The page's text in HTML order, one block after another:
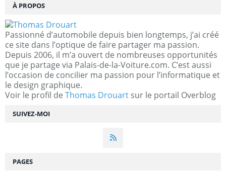
SUIVEZ-MOI
À PROPOS
Passionné d’automobile depuis bien longtemps, j’ai créé
ce site dans l’optique de faire partager ma passion.
Depuis 2006, il m’a ouvert de nombreuses opportunités
que je partage via Palais-de-la-Voiture.com. C’est aussi
l’occasion de concilier ma passion pour l’informatique et
le design graphique.
Voir le profil de Thomas Drouart sur le portail Overblog
PAGES